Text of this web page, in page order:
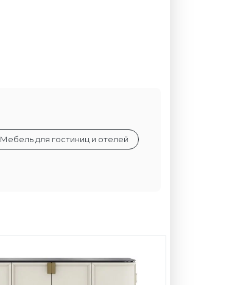
Мебель для гостиниц и отелей